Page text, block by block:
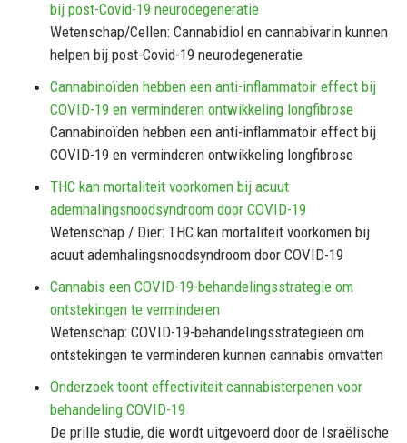
bij post-Covid-19 neurodegeneratie
Wetenschap/Cellen: Cannabidiol en cannabivarin kunnen
helpen bij post-Covid-19 neurodegeneratie
Cannabinoïden hebben een anti-inflammatoir effect bij
COVID-19 en verminderen ontwikkeling longfibrose
Cannabinoïden hebben een anti-inflammatoir effect bij
COVID-19 en verminderen ontwikkeling longfibrose
THC kan mortaliteit voorkomen bij acuut
ademhalingsnoodsyndroom door COVID-19
Wetenschap / Dier: THC kan mortaliteit voorkomen bij
acuut ademhalingsnoodsyndroom door COVID-19
Cannabis een COVID-19-behandelingsstrategie om
ontstekingen te verminderen
Wetenschap: COVID-19-behandelingsstrategieën om
ontstekingen te verminderen kunnen cannabis omvatten
Onderzoek toont effectiviteit cannabisterpenen voor
behandeling COVID-19
De prille studie, die wordt uitgevoerd door de Israëlische